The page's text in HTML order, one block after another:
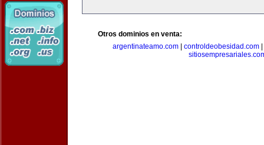
Otros dominios en venta:
argentinateamo.com| controldeobesidad.com|